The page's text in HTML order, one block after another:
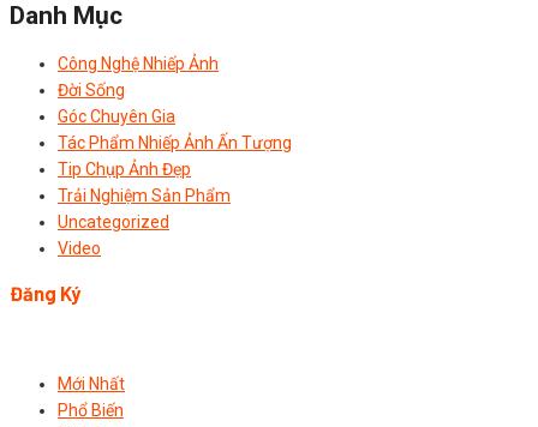
Danh Mục
Công Nghệ Nhiếp Ảnh
Đời Sống
Góc Chuyên Gia
Tác Phẩm Nhiếp Ảnh Ấn Tượng
Tip Chụp Ảnh Đẹp
Trải Nghiệm Sản Phẩm
Uncategorized
Video
Đăng Ký
Mới Nhất
Phổ Biến